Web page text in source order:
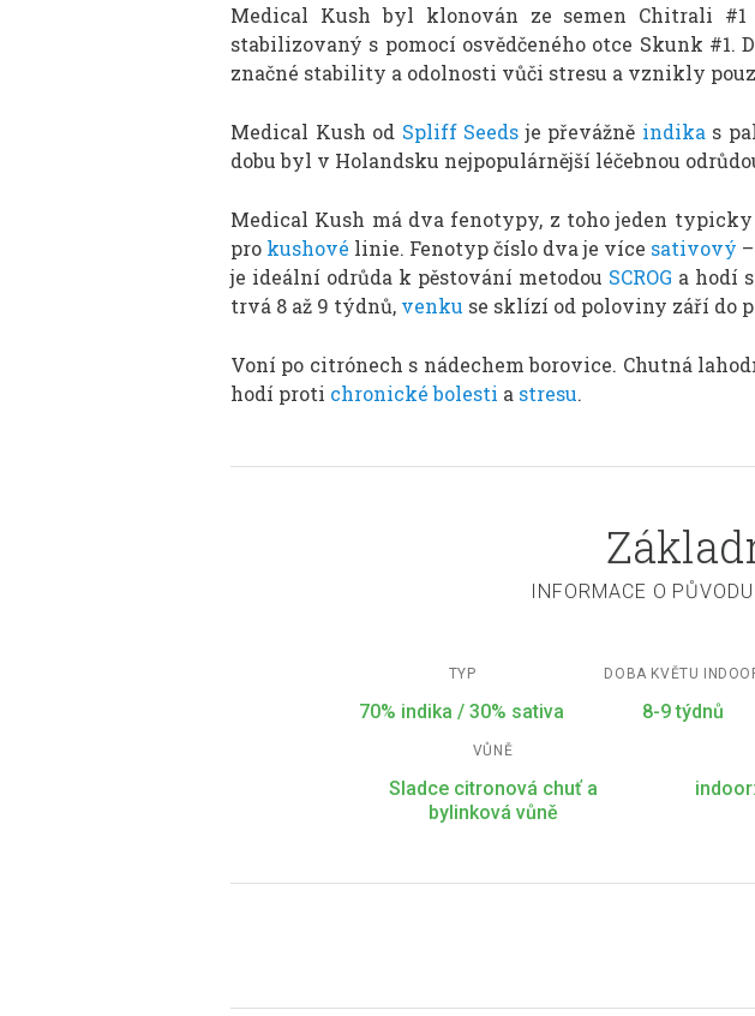
Medical Kush byl klonován ze semen Chitrali
stabilizovaný s pomocí osvědčeného otce Skunk
značné stability a odolnosti vůči stresu a vznikly
Medical Kush od Spliff Seeds je převážně indika s
dobu byl v Holandsku nejpopulárnější léčebnou
Medical Kush má dva fenotypy, z toho jeden typicky
pro kushové linie. Fenotyp číslo dva je více sativový
je ideální odrůda k pěstování metodou SCROG a hodí
trvá 8 až 9 týdnů, venku se sklízí od poloviny září do
Voní po citrónech s nádechem borovice. Chutná
hodí proti chronické bolesti a stresu.
INFORMACE O
TYP
70% indika / 30% sativa
DOBA KVĚTU
8-9 týdnů
VŮNĚ
Sladce citronová chuť a
bylinková vůně